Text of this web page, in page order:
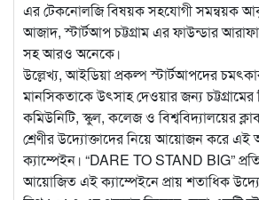
এর টেকনোলজি বিষয়ক সহযোগী সমন্বয়ক
আজাদ, স্টার্টআপ চট্টগ্রাম এর ফাউন্ডার
সহ আরও অনেকে।
উল্লেখ্য, আইডিয়া প্রকল্প স্টার্টআপদের
মানসিকতাকে উৎসাহ দেওয়ার জন্য চট্টগ্রামের
কমিউনিটি, স্কুল, কলেজ ও বিশ্ববিদ্যালয়ের
শ্রেণীর উদ্যোক্তাদের নিয়ে আয়োজন করে এই
ক্যাম্পেইন। “DARE TO STAND BIG”
আয়োজিত এই ক্যাম্পেইনে প্রায় শতাধিক